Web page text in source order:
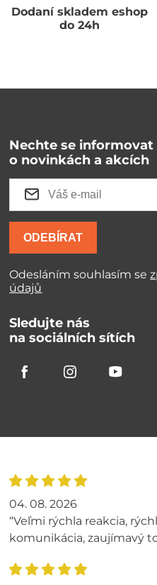
Dodaní skladem eshop
do 24h
Nechte se informovat
o novinkách a akcích
ODEBÍRAT
Odesláním souhlasím se
údajů
Sledujte nás
na sociálních sítích
04. 08. 2026
“Veľmi rýchla reakcia,
komunikácia, zaujímavý